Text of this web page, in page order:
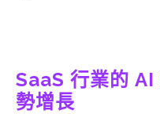
SaaS 行業的
勢增長